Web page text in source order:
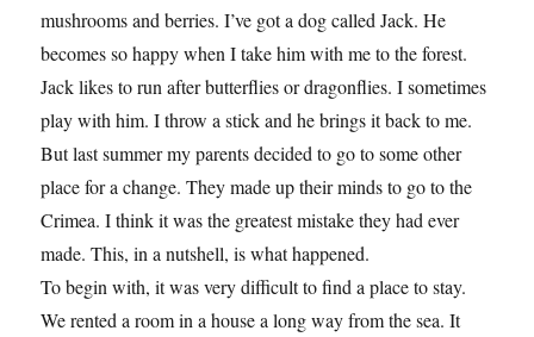
mushrooms and berries. I’ve got a dog called Jack. He
becomes so happy when I take him with me to the forest.
Jack likes to run after butterflies or dragonflies. I sometimes
play with him. I throw a stick and he brings it back to me.
But last summer my parents decided to go to some other
place for a change. They made up their minds to go to the
Crimea. I think it was the greatest mistake they had ever
made. This, in a nutshell, is what happened.
To begin with, it was very difficult to find a place to stay.
We rented a room in a house a long way from the sea. It